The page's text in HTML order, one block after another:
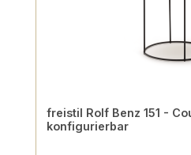
freistil Rolf Benz 151 -
konfigurierbar